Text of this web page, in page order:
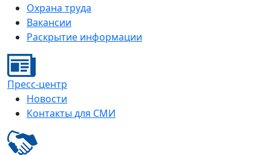
Охрана труда
Вакансии
Раскрытие информации
Пресс-центр
Новости
Контакты для СМИ